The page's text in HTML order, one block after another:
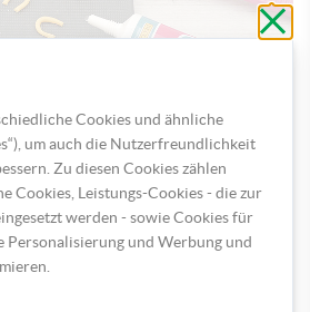
Fondant kleine Anhänger. Dabei
die Sie leicht zusammendrücken und
zu einem Halbkreis biegen. Kleben
mit dem Lebensmittelkleber an die
Teil des Cake-Pops schön glänzt,
den essbaren Goldstaub.
ohne
zu
Cookies und ähnliche
um auch die Nutzerfreundlichkeit
Zu diesen Cookies zählen
Cookies, Leistungs-Cookies - die zur
werden - sowie Cookies für
Personalisierung und Werbung und